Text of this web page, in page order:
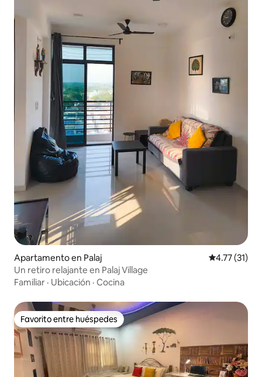
Apartamento en Palaj Calificación
4.77 (31)
Un retiro relajante en Palaj Village
Familiar · Ubicación · Cocina
Favorito entre huéspedes
Favorito entre huéspedes